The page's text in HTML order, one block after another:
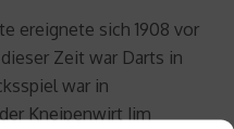
ereignete sich 1908 vor
Zeit war Darts in
war in
Kneipenwirt Jim